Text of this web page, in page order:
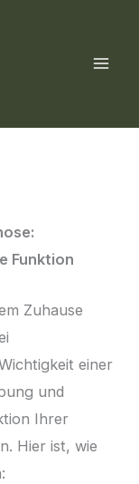
Funktion
Zuhause
einer
und
Ihrer
Hier ist, wie